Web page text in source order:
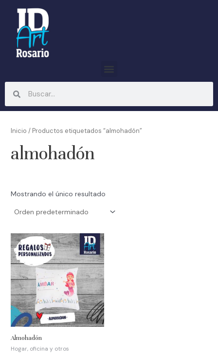
contenido
Inicio / Productos etiquetados “almohadón”
almohadón
Mostrando el único resultado
Almohadón
Hogar, oficina y otros